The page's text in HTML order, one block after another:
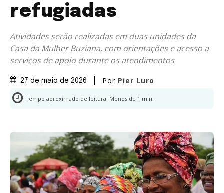
refugiadas
Atividades serão realizadas em duas unidades da
Casa da Mulher Buziana, com orientações e acesso a
serviços de apoio durante os atendimentos
27 de maio de 2026 Por Pier Luro
Tempo aproximado de leitura: Menos de 1 min.